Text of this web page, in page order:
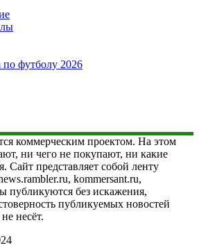
футболу 2026
коммерческим проектом. На этом
ни чего не покупают, ни какие
Сайт представляет собой ленту
kommersant.ru,
публикуются без искажения,
публикуемых новостей
несёт.